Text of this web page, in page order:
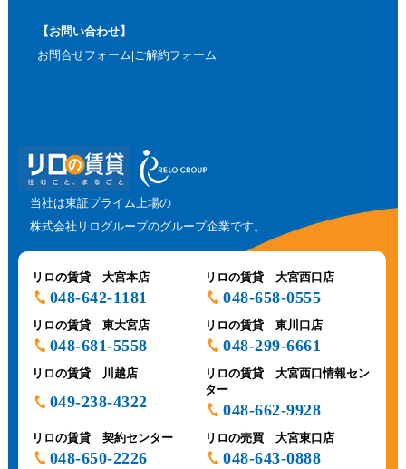
【お問い合わせ】
お問合せフォーム ご解約フォーム
当社は東証プライム上場の
株式会社リログループのグループ企業です。
リロの賃貸 大宮本店
048-642-1181
リロの賃貸 大宮西口店
048-658-0555
リロの賃貸 東大宮店
048-681-5558
リロの賃貸 東川口店
048-299-6661
リロの賃貸 川越店
049-238-4322
リロの賃貸 大宮西口情報セン
ター
048-662-9928
リロの賃貸 契約センター
048-650-2226
リロの売買 大宮東口店
048-643-0888